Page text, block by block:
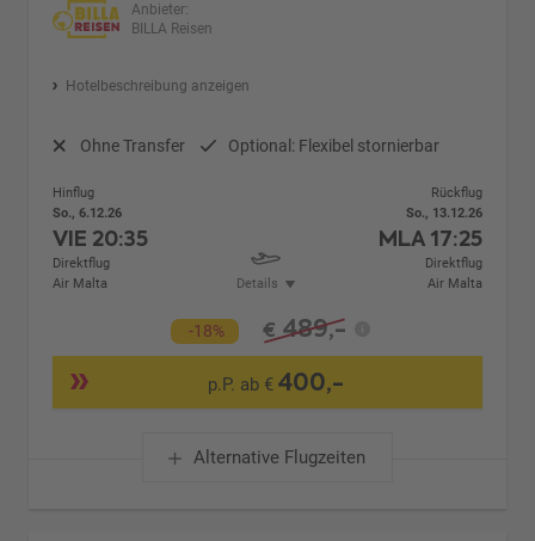
Anbieter:
BILLA Reisen
Hotelbeschreibung anzeigen
Ohne Transfer Optional: Flexibel stornierbar
Hinflug
So., 6.12.26
VIE 20:35
Direktflug
Air Malta
Details
Rückflug
So., 13.12.26
MLA 17:25
Direktflug
Air Malta
-18% € 489,-
p.P. ab €400,-
Alternative Flugzeiten